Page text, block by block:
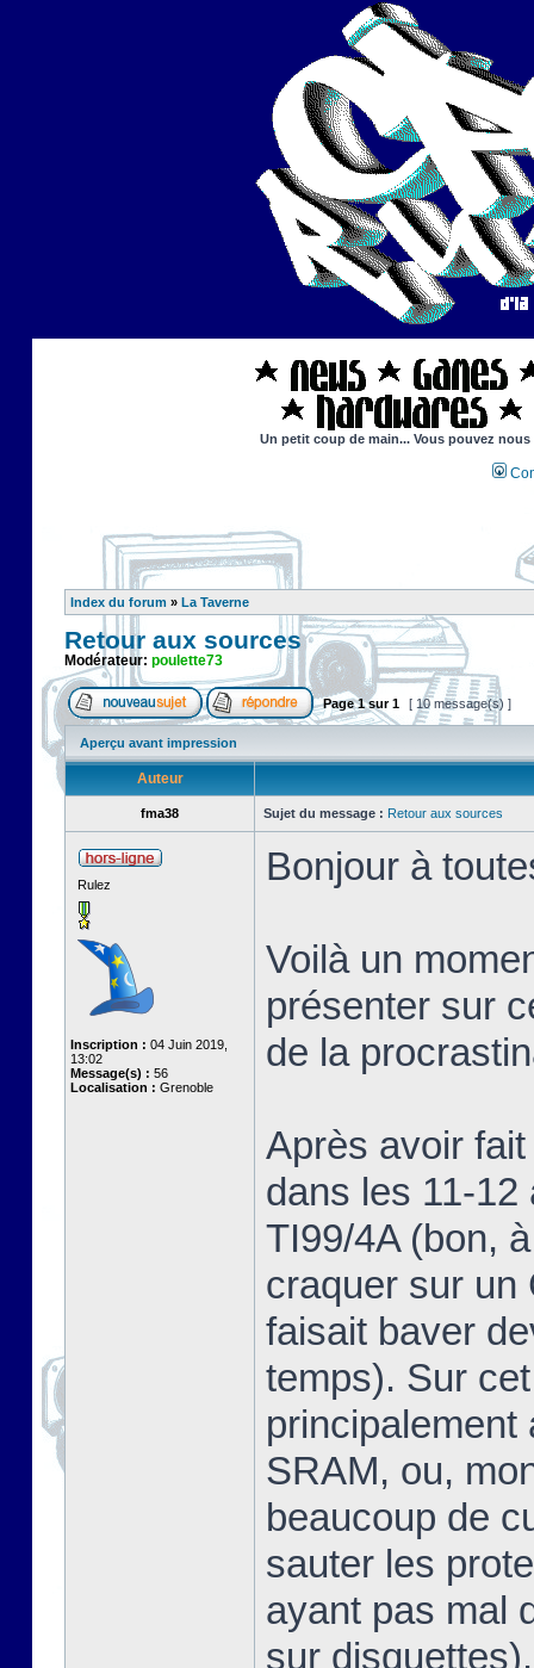
Un petit coup de main... Vous pouvez
Index du forum » La Taverne
Retour aux sources
Modérateur: poulette73
Page1sur1 [ 10 message(s) ]
Aperçu avant impression
Auteur
fma38 Sujet du message : Retour aux sources
Rulez
Inscription : 04 Juin 2019,
13:02
Message(s) : 56
Localisation : Grenoble
Bonjour à
Voilà un
présenter sur
de la
Après avoir
dans les 11-
TI99/4A (bon,
craquer sur un
faisait baver
temps). Sur
principalement
SRAM, ou,
beaucoup de
sauter les
ayant pas mal
sur disquettes).